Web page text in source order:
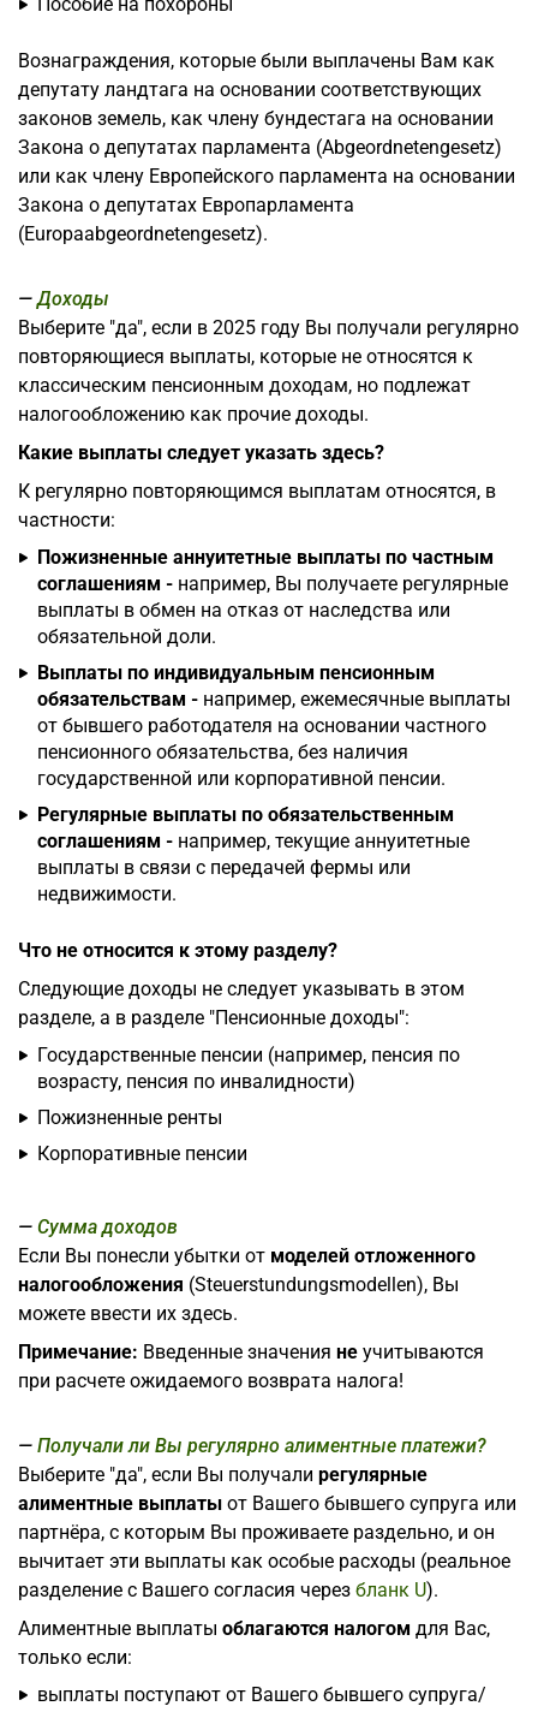
Вознаграждения, которые были выплачены Вам как
депутату ландтага на основании соответствующих
законов земель, как члену бундестага на основании
Закона о депутатах парламента (Abgeordnetengesetz)
или как члену Европейского парламента на основании
Закона о депутатах Европарламента
(Europaabgeordnetengesetz).
Доходы
Выберите "да", если в 2025 году Вы получали регулярно
повторяющиеся выплаты, которые не относятся к
классическим пенсионным доходам, но подлежат
налогообложению как прочие доходы.
Какие выплаты следует указать здесь?
К регулярно повторяющимся выплатам относятся, в
частности:
Пожизненные аннуитетные выплаты по частным
соглашениям - например, Вы получаете регулярные
выплаты в обмен на отказ от наследства или
обязательной доли.
Выплаты по индивидуальным пенсионным
обязательствам - например, ежемесячные выплаты
от бывшего работодателя на основании частного
пенсионного обязательства, без наличия
государственной или корпоративной пенсии.
Регулярные выплаты по обязательственным
соглашениям - например, текущие аннуитетные
выплаты в связи с передачей фермы или
недвижимости.
Что не относится к этому разделу?
Следующие доходы не следует указывать в этом
разделе, а в разделе "Пенсионные доходы":
Государственные пенсии (например, пенсия по
возрасту, пенсия по инвалидности)
Пожизненные ренты
Корпоративные пенсии
Сумма доходов
Если Вы понесли убытки от моделей отложенного
налогообложения (Steuerstundungsmodellen), Вы
можете ввести их здесь.
Примечание: Введенные значения не учитываются
при расчете ожидаемого возврата налога!
Получали ли Вы регулярно алиментные платежи?
Выберите "да", если Вы получали регулярные
алиментные выплаты от Вашего бывшего супруга или
партнёра, с которым Вы проживаете раздельно, и он
вычитает эти выплаты как особые расходы (реальное
разделение с Вашего согласия через бланк U).
Алиментные выплаты облагаются налогом для Вас,
только если:
выплаты поступают от Вашего бывшего супруга/